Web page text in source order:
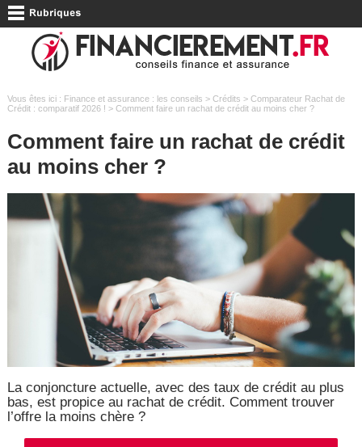
Vous êtes ici : Finance et assurance : les conseils > Crédits > Comparateur Rachat de
Crédit : comparatif 2026 ! > Comment faire un rachat de crédit au moins cher ?
Comment faire un rachat de crédit
au moins cher ?
La conjoncture actuelle, avec des taux de crédit au plus
bas, est propice au rachat de crédit. Comment trouver
l’offre la moins chère ?